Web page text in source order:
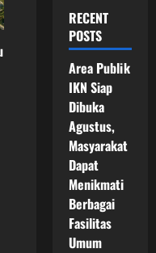
RECENT
POSTS
Area Publik
IKN Siap
Dibuka
Agustus,
Masyarakat
Dapat
Menikmati
Berbagai
Fasilitas
Umum